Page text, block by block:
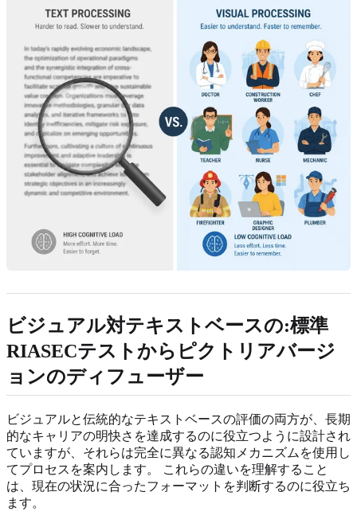
ビジュアル対テキストベースの:標準
RIASECテストからピクトリアバージ
ョンのディフューザー
ビジュアルと伝統的なテキストベースの評価の両方が、長期
的なキャリアの明快さを達成するのに役立つように設計され
ていますが、それらは完全に異なる認知メカニズムを使用し
てプロセスを案内します。 これらの違いを理解すること
は、現在の状況に合ったフォーマットを判断するのに役立ち
ます。